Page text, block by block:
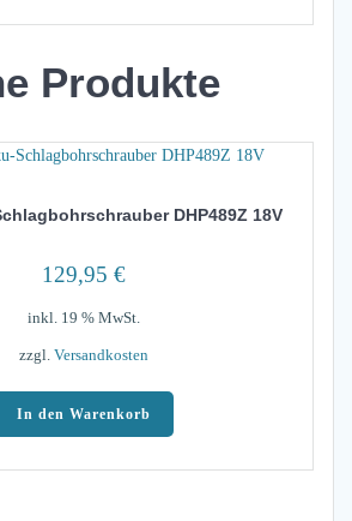
Produkte
DHP489Z 18V
129,95 €
inkl. 19 % MwSt.
zzgl. Versandkosten
In den Warenkorb